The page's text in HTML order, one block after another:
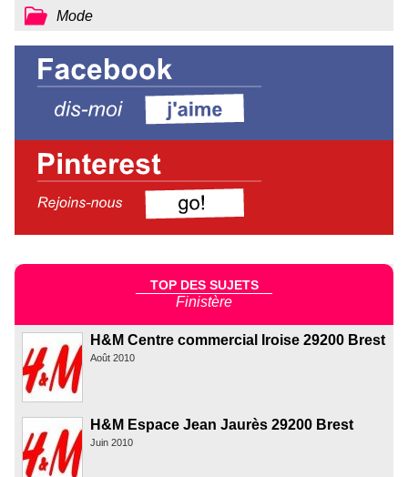
Mode
TOP DES SUJETS
Finistère
H&M Centre commercial Iroise 29200 Brest
Août 2010
H&M Espace Jean Jaurès 29200 Brest
Juin 2010